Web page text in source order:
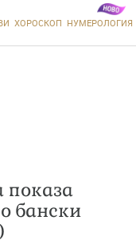
ХОРОСКОП НУМЕРОЛОГИЯ
показа
бански